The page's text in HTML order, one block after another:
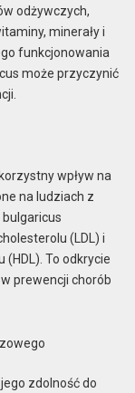
odżywczych,
minerały i
funkcjonowania
może przyczynić
wpływ na
na ludziach z
(LDL) i
To odkrycie
prewencji chorób
zdolność do